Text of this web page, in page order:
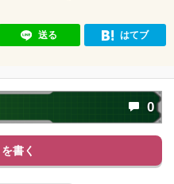
送る はてブ
0
書く